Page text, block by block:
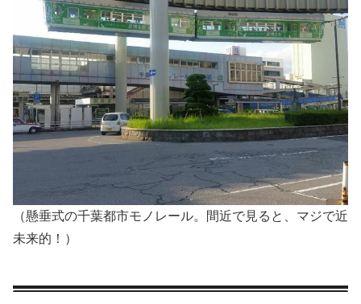
（懸垂式の千葉都市モノレール。間近で見ると、マジで近
未来的！）